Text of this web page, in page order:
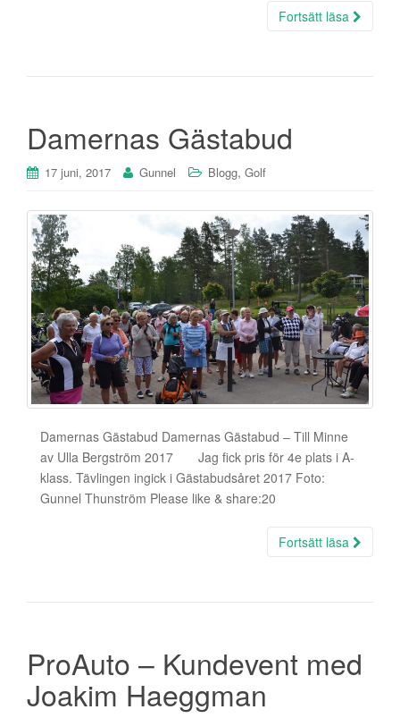
Fortsätt läsa
Damernas Gästabud
17 juni, 2017 Gunnel Blogg, Golf
Damernas Gästabud Damernas Gästabud – Till Minne
av Ulla Bergström 2017 Jag fick pris för 4e plats i A-
klass. Tävlingen ingick i Gästabudsåret 2017 Foto:
Gunnel Thunström Please like & share:20
Fortsätt läsa
ProAuto – Kundevent med
Joakim Haeggman